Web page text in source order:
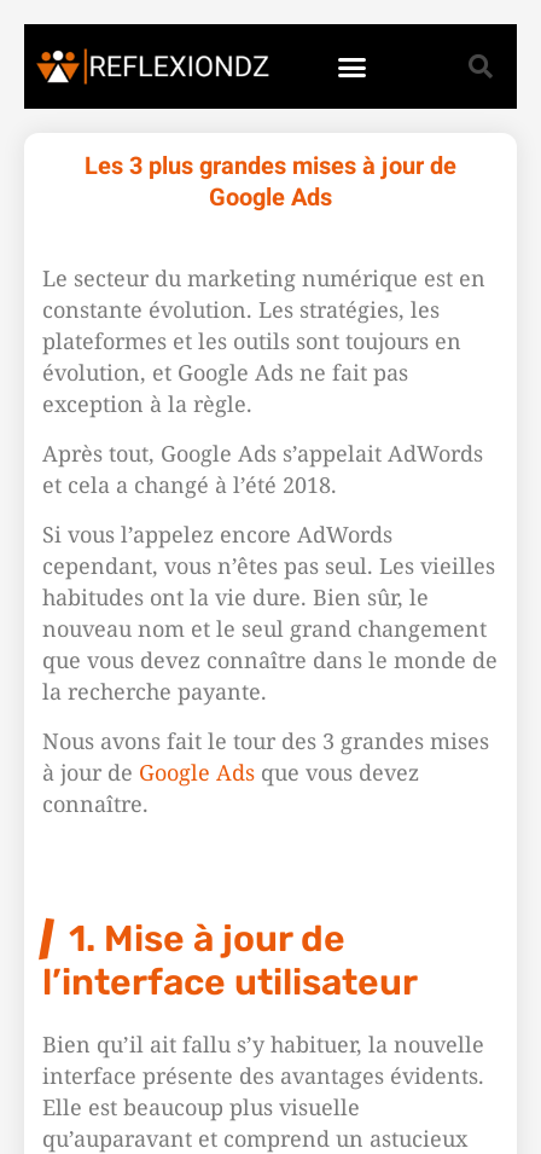
Les 3 plus grandes mises à jour de
Google Ads
Le secteur du marketing numérique est en
constante évolution. Les stratégies, les
plateformes et les outils sont toujours en
évolution, et Google Ads ne fait pas
exception à la règle.
Après tout, Google Ads s’appelait AdWords
et cela a changé à l’été 2018.
Si vous l’appelez encore AdWords
cependant, vous n’êtes pas seul. Les vieilles
habitudes ont la vie dure. Bien sûr, le
nouveau nom et le seul grand changement
que vous devez connaître dans le monde de
la recherche payante.
Nous avons fait le tour des 3 grandes mises
à jour de Google Ads que vous devez
connaître.
1. Mise à jour de
l’interface utilisateur
Bien qu’il ait fallu s’y habituer, la nouvelle
interface présente des avantages évidents.
Elle est beaucoup plus visuelle
qu’auparavant et comprend un astucieux